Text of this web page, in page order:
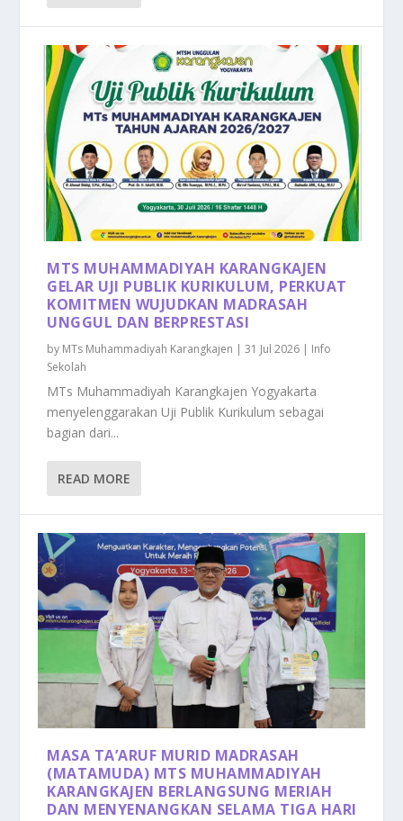
MTS MUHAMMADIYAH KARANGKAJEN
GELAR UJI PUBLIK KURIKULUM, PERKUAT
KOMITMEN WUJUDKAN MADRASAH
UNGGUL DAN BERPRESTASI
by MTs Muhammadiyah Karangkajen |31 Jul 2026 | Info
Sekolah
MTs Muhammadiyah Karangkajen Yogyakarta
menyelenggarakan Uji Publik Kurikulum sebagai
bagian dari...
READ MORE
MASA TA’ARUF MURID MADRASAH
(MATAMUDA) MTS MUHAMMADIYAH
KARANGKAJEN BERLANGSUNG MERIAH
DAN MENYENANGKAN SELAMA TIGA HARI